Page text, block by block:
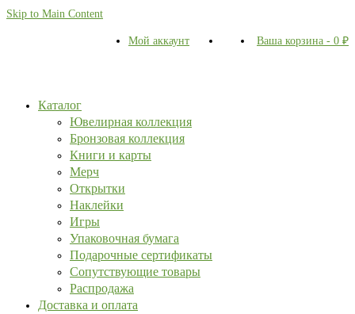
Skip to Main Content
Мой аккаунт Ваша корзина - 0 ₽
Каталог
Ювелирная коллекция
Бронзовая коллекция
Книги и карты
Мерч
Открытки
Наклейки
Игры
Упаковочная бумага
Подарочные сертификаты
Сопутствующие товары
Распродажа
Доставка и оплата